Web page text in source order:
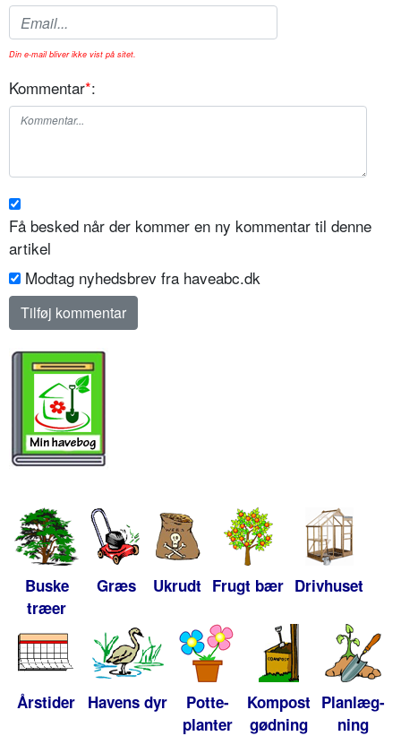
Din e-mail bliver ikke vist på sitet.
Kommentar*:
Få besked når der kommer en ny kommentar til denne
artikel
Modtag nyhedsbrev fra haveabc.dk
Buske
træer
Græs Ukrudt Frugt bær Drivhuset
Årstider Havens dyr
Potte-
planter
Kompost
gødning
Planlæg-
ning